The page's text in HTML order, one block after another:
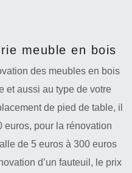
meuble en bois
des meubles en bois
et aussi au type de votre
de pied de table, il
euros, pour la rénovation
de 5 euros à 300 euros
d’un fauteuil, le prix